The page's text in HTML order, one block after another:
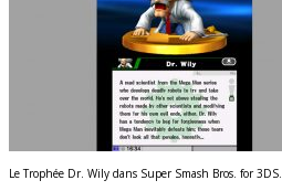
Le Trophée Dr. Wily dans Super Smash Bros. for 3DS.